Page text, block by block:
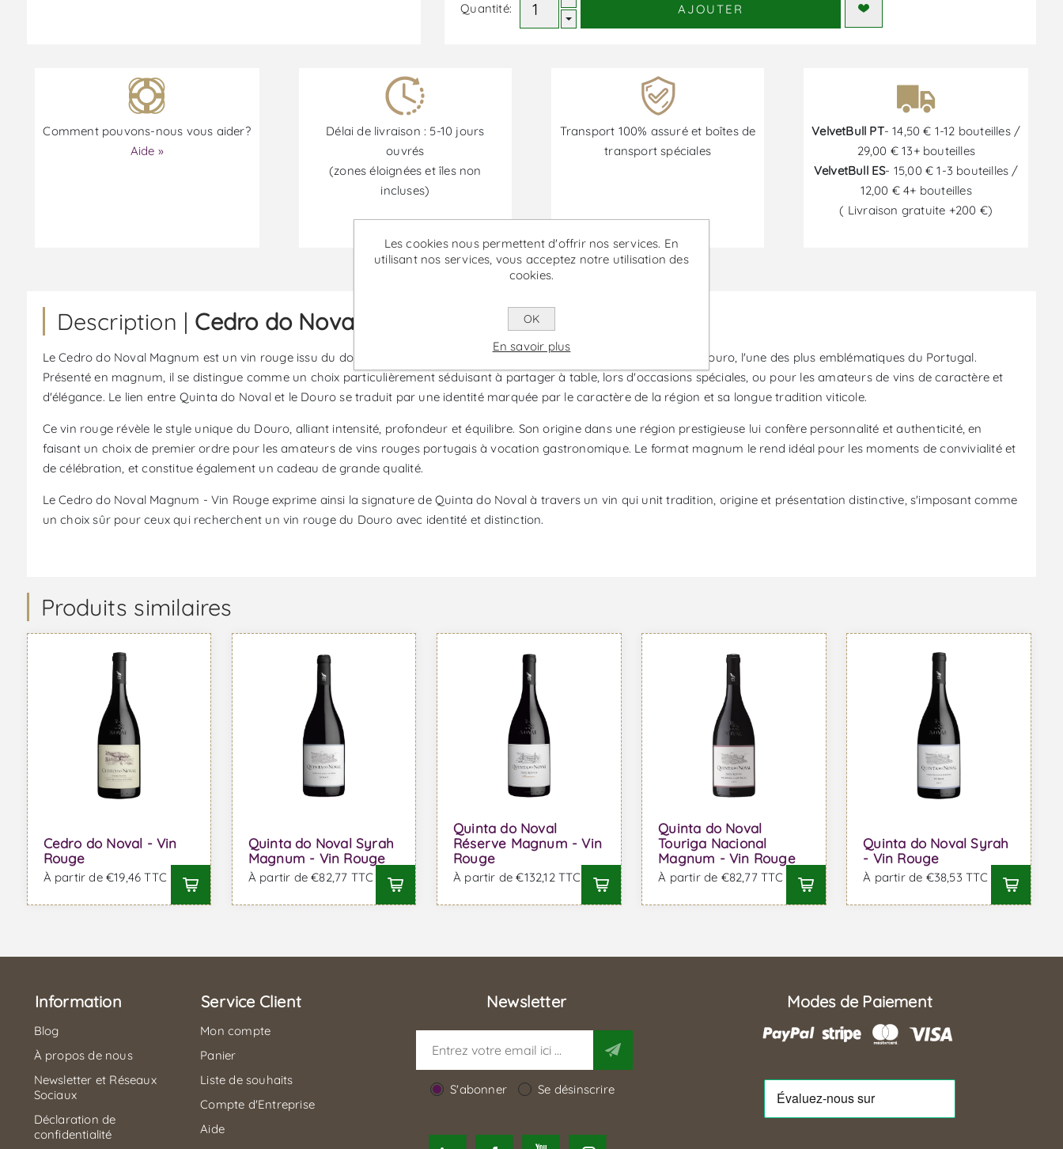
Quantité: AJOUTER
Comment pouvons-nous vous aider?
Aide »
Délai de livraison : 5-10 jours
ouvrés
(zones éloignées et îles non
incluses)
Transport 100% assuré et boîtes de
transport spéciales
VelvetBull PT- 14,50 € 1-12 bouteilles /
29,00 € 13+ bouteilles
VelvetBull ES- 15,00 € 1-3 bouteilles /
12,00 € 4+ bouteilles
( Livraison gratuite +200 €)
Les promotions sont disponibles du 30/06/2026 au 30/09/2026
Description | Cedro do Noval Magnum - Vin Rouge
Le Cedro do Noval Magnum est un vin rouge issu du domaine Quinta do Noval, produit dans la région de Porto et du Douro, l'une des plus emblématiques du Portugal.
Présenté en magnum, il se distingue comme un choix particulièrement séduisant à partager à table, lors d'occasions spéciales, ou pour les amateurs de vins de caractère et
d'élégance. Le lien entre Quinta do Noval et le Douro se traduit par une identité marquée par le caractère de la région et sa longue tradition viticole.
Ce vin rouge révèle le style unique du Douro, alliant intensité, profondeur et équilibre. Son origine dans une région prestigieuse lui confère personnalité et authenticité, en
faisant un choix de premier ordre pour les amateurs de vins rouges portugais à vocation gastronomique. Le format magnum le rend idéal pour les moments de convivialité et
de célébration, et constitue également un cadeau de grande qualité.
Le Cedro do Noval Magnum - Vin Rouge exprime ainsi la signature de Quinta do Noval à travers un vin qui unit tradition, origine et présentation distinctive, s'imposant comme
un choix sûr pour ceux qui recherchent un vin rouge du Douro avec identité et distinction.
Produits similaires
Cedro do Noval - Vin
Rouge
À partir de €19,46 TTC
Quinta do Noval Syrah
Magnum - Vin Rouge
À partir de €82,77 TTC
Quinta do Noval
Réserve Magnum - Vin
Rouge
À partir de €132,12 TTC
Quinta do Noval
Touriga Nacional
Magnum - Vin Rouge
À partir de €82,77 TTC
Quinta do Noval Syrah
- Vin Rouge
À partir de €38,53 TTC
Information
Blog
À propos de nous
Newsletter et Réseaux
Sociaux
Déclaration de
confidentialité
Service Client
Mon compte
Panier
Liste de souhaits
Compte d'Entreprise
Aide
Newsletter
S'abonner Se désinscrire
Modes de Paiement
Les cookies nous permettent d'offrir nos services. En
utilisant nos services, vous acceptez notre utilisation des
cookies.
OK
En savoir plus